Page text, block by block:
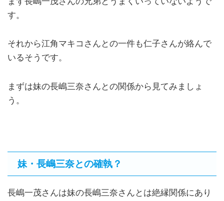
す。
それから江角マキコさんとの一件も仁子さんが絡んで
いるそうです。
まずは妹の長嶋三奈さんとの関係から見てみましょ
う。
妹・長嶋三奈との確執？
長嶋一茂さんは妹の長嶋三奈さんとは絶縁関係にあり